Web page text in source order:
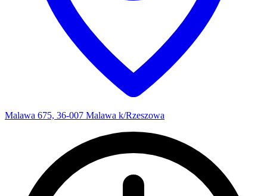
Malawa 675, 36-007 Malawa k/Rzeszowa